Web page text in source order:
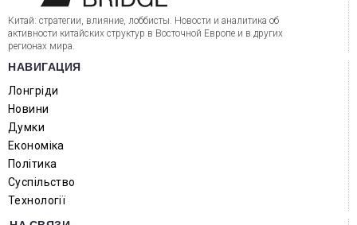
Китай: стратегии, влияние, лоббисты. Новости и аналитика об
активности китайских структур в Восточной Европе и в других
регионах мира.
НАВИГАЦИЯ
Лонгріди
Новини
Думки
Економіка
Політика
Суспільство
Технології